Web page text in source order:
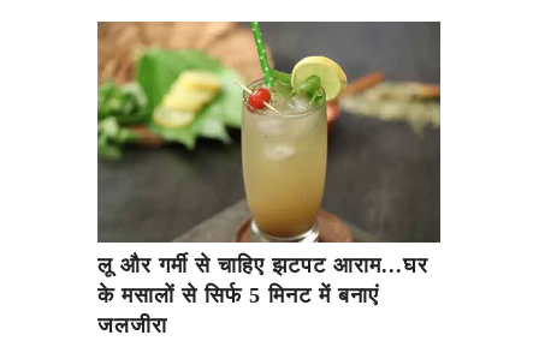
लू और गर्मी से चाहिए झटपट आराम...घर
के मसालों से सिर्फ 5 मिनट में बनाएं
जलजीरा